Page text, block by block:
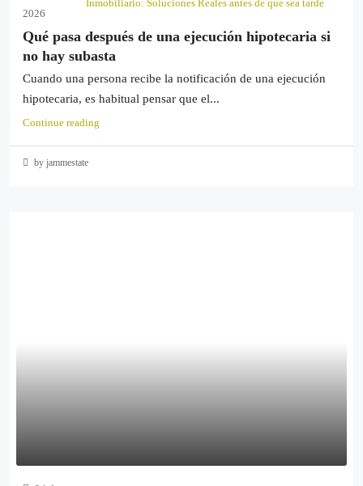
2026
Inmobiliario: Soluciones Reales antes de que sea tarde
Qué pasa después de una ejecución hipotecaria si
no hay subasta
Cuando una persona recibe la notificación de una ejecución
hipotecaria, es habitual pensar que el...
Continue reading
by jammestate